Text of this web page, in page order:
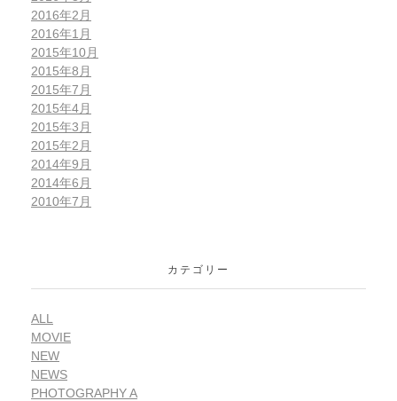
2016年2月
2016年1月
2015年10月
2015年8月
2015年7月
2015年4月
2015年3月
2015年2月
2014年9月
2014年6月
2010年7月
カテゴリー
ALL
MOVIE
NEW
NEWS
PHOTOGRAPHY A